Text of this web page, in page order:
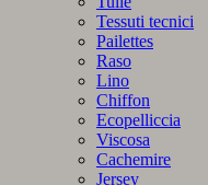
Tessuti tecnici
Pailettes
Raso
Lino
Chiffon
Ecopelliccia
Viscosa
Cachemire
Jersey